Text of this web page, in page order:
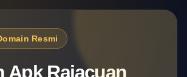
Resmi
Apk Rajacuan